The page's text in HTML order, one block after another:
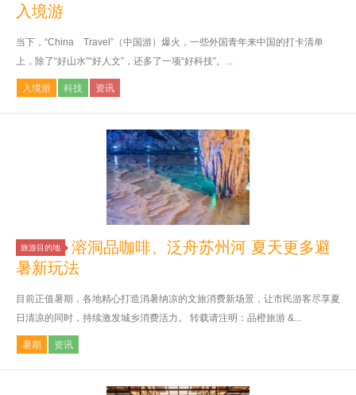
入境游
当下，“China Travel”（中国游）爆火，一些外国青年来中国的打卡清单
上，除了“好山水”“好人文”，还多了一项“好科技”。...
入境游 科技 资讯
旅游目的地
溶洞品咖啡、泛舟苏州河 夏天更多避
暑新玩法
目前正值暑期，各地精心打造消暑纳凉的文旅消费新场景，让市民游客尽享夏
日清凉的同时，持续激发城乡消费活力。 转载请注明：品橙旅游 &...
暑期 资讯